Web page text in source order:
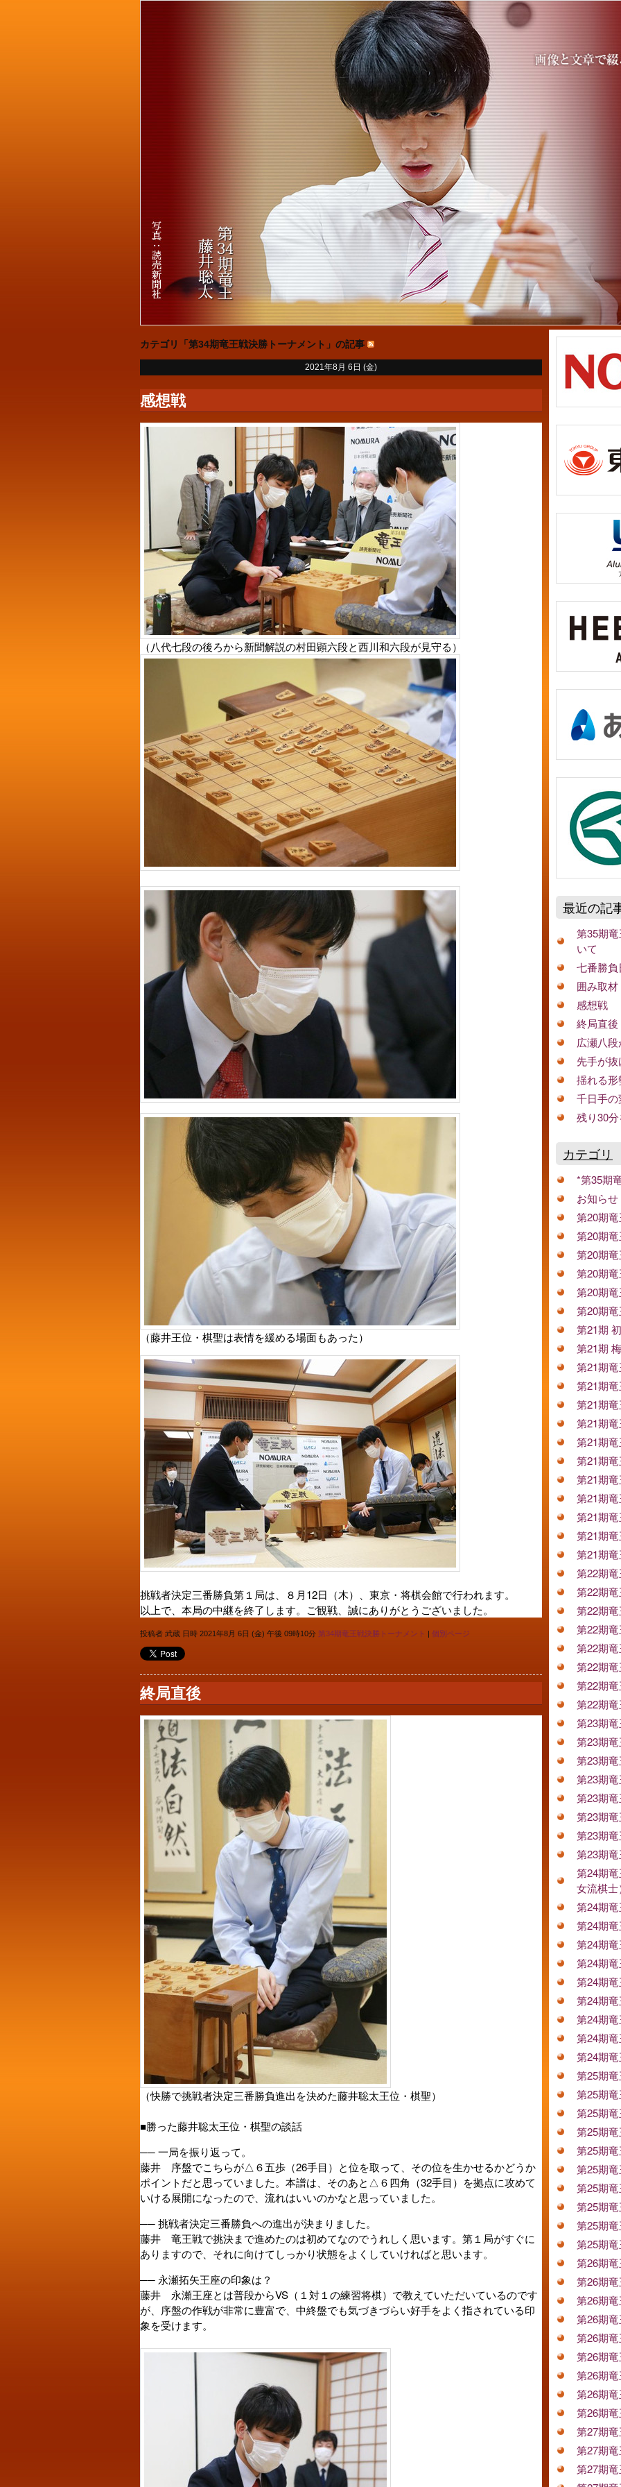
カテゴリ「第34期竜王戦決勝トーナメント」の記事
2021年8月 6日 (金)
感想戦
（八代七段の後ろから新聞解説の村田顕六段と西川和六段が見守る）
（藤井王位・棋聖は表情を緩める場面もあった）
挑戦者決定三番勝負第１局は、８月12日（木）、東京・将棋会館で行われます。
以上で、本局の中継を終了します。ご観戦、誠にありがとうございました。
投稿者 武蔵 日時 2021年8月 6日 (金) 午後 09時10分 第34期竜王戦決勝トーナメント | 個別ページ
終局直後
（快勝で挑戦者決定三番勝負進出を決めた藤井聡太王位・棋聖）
■勝った藤井聡太王位・棋聖の談話
── 一局を振り返って。
藤井 序盤でこちらが△６五歩（26手目）と位を取って、その位を生かせるかどうか
ポイントだと思っていました。本譜は、そのあと△６四角（32手目）を拠点に攻めて
いける展開になったので、流れはいいのかなと思っていました。
── 挑戦者決定三番勝負への進出が決まりました。
藤井 竜王戦で挑決まで進めたのは初めてなのでうれしく思います。第１局がすぐに
ありますので、それに向けてしっかり状態をよくしていければと思います。
── 永瀬拓矢王座の印象は？
藤井 永瀬王座とは普段からVS（１対１の練習将棋）で教えていただいているのです
が、序盤の作戦が非常に豊富で、中終盤でも気づきづらい好手をよく指されている印
象を受けます。
最近の記
第35期
いて
七番勝負
囲み取材
感想戦
終局直後
広瀬八
先手が
揺れる形
千日手の
残り30
カテゴリ
*第35期
お知らせ
第20期
第20期
第20期
第20期
第20期
第20期
第21期
第21期
第21期
第21期
第21期
第21期
第21期
第21期
第21期
第21期
第21期
第21期
第21期
第22期
第22期
第22期
第22期
第22期
第22期
第22期
第22期
第23期
第23期
第23期
第23期
第23期
第23期
第23期
第23期
第24期
女流棋士
第24期
第24期
第24期
第24期
第24期
第24期
第24期
第24期
第24期
第25期
第25期
第25期
第25期
第25期
第25期
第25期
第25期
第25期
第25期
第26期
第26期
第26期
第26期
第26期
第26期
第26期
第26期
第26期
第27期
第27期
第27期